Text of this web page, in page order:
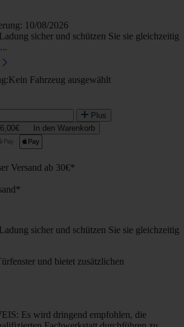
10/08/2026
sicher und schützen Sie sie gleichzeitig
Kein Fahrzeug ausgewählt
Plus
In den Warenkorb
Versand ab 30€*
sicher und schützen Sie sie gleichzeitig
und bietet zusätzlichen
Es wird dringend empfohlen, die